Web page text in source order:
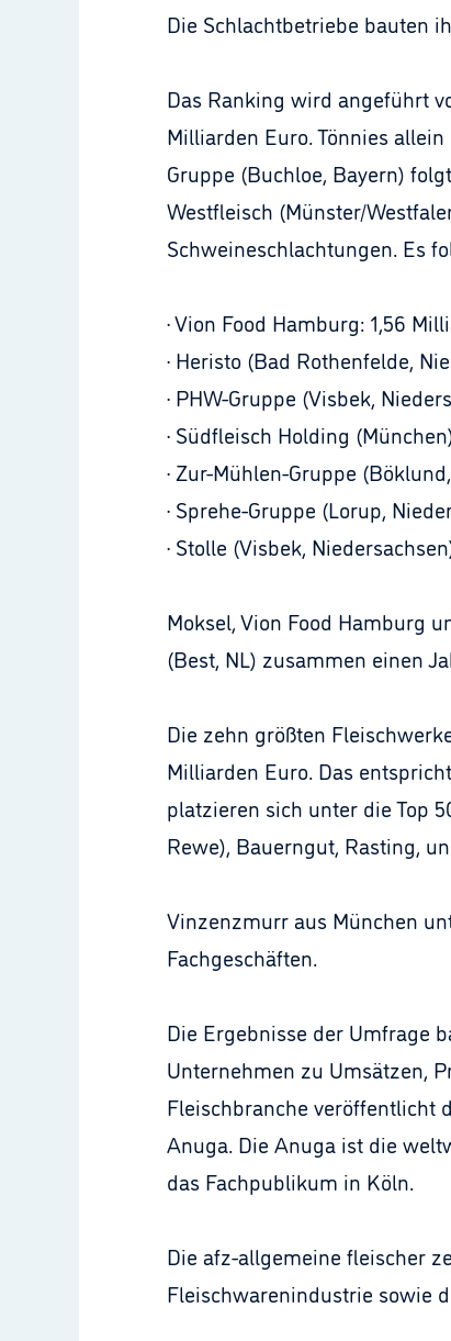
Die Schlachtbetriebe bauten
Das Ranking wird angeführt
Milliarden Euro. Tönnies
Gruppe (Buchloe, Bayern)
Westfleisch (Münster/
Schweineschlachtungen. Es
· Vion Food Hamburg: 1,56
· Heristo (Bad Rothenfelde,
· PHW-Gruppe (Visbek,
· Südfleisch Holding
· Zur-Mühlen-Gruppe
· Sprehe-Gruppe (Lorup,
· Stolle (Visbek,
Moksel, Vion Food Hamburg
(Best, NL) zusammen einen
Die zehn größten
Milliarden Euro. Das
platzieren sich unter die Top
Rewe), Bauerngut, Rasting,
Vinzenzmurr aus München
Fachgeschäften.
Die Ergebnisse der Umfrage
Unternehmen zu Umsätzen,
Fleischbranche veröffentlicht
Anuga. Die Anuga ist die
das Fachpublikum in Köln.
Die afz-allgemeine fleischer
Fleischwarenindustrie sowie